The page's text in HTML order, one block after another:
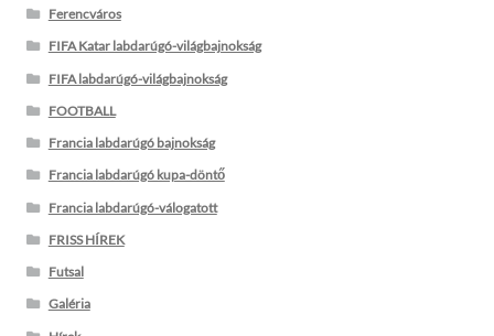
Ferencváros
FIFA Katar labdarúgó-világbajnokság
FIFA labdarúgó-világbajnokság
FOOTBALL
Francia labdarúgó bajnokság
Francia labdarúgó kupa-döntő
Francia labdarúgó-válogatott
FRISS HÍREK
Futsal
Galéria